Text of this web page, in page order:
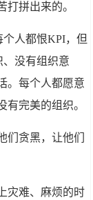
打拼出来的。
人都恨KPI，但
没有组织意
。每个人都愿意
有完美的组织。
们贪黑，让他们
灾难、麻烦的时